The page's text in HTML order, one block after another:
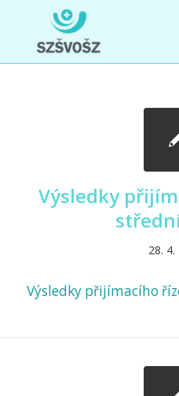
Výsledky
28. 4.
Výsledky přijímacího